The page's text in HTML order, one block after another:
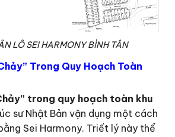
LÔ SEI HARMONY BÌNH TÂN
Trong Quy Hoạch Toàn
trong quy hoạch toàn khu
sư Nhật Bản vận dụng một cách
Sei Harmony. Triết lý này thể